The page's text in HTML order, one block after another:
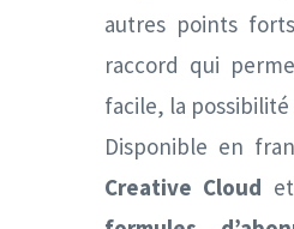
autres points
raccord qui
facile, la possibilité
Disponible en
Creative Cloud